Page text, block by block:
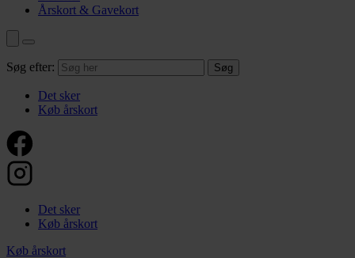
Årskort & Gavekort
Søg efter:
Det sker
Køb årskort
Det sker
Køb årskort
Køb årskort